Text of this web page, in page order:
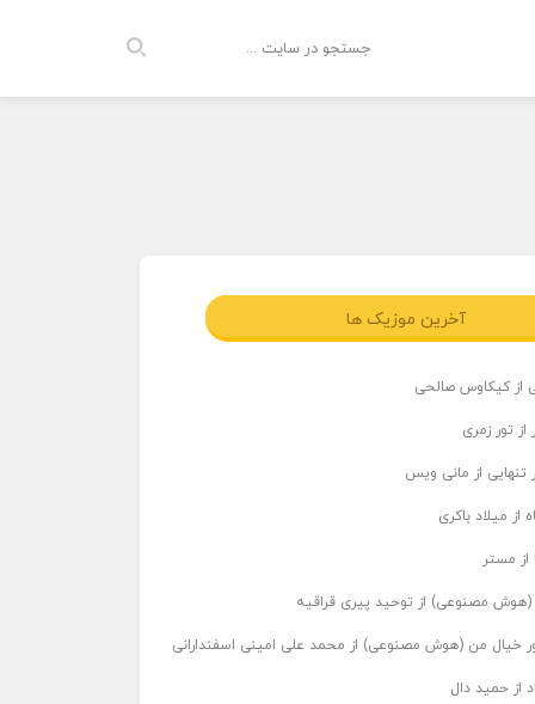
آخرین موزیک ها
از کیکاوس صالحی
تور زمری
تنهایی از مانی ویس
از میلاد باکری
از مستر
(هوش مصنوعی) از توحید پیری قراقیه
خیال من (هوش مصنوعی) از محمد علی امینی اسفندارانی
از حمید دال